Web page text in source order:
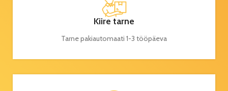
Kiire tarne
Tarne pakiautomaati 1-3 tööpäeva